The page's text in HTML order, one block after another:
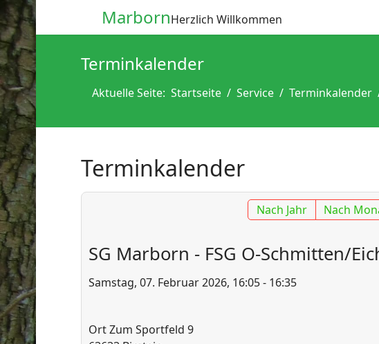
MarbornHerzlich Willkommen
Terminkalender
Aktuelle Seite: Startseite Service Terminkalender
Terminkalender
Nach Jahr Nach
SG Marborn - FSG O-Schmitten/
Samstag, 07. Februar 2026, 16:05 - 16:35
OrtZum Sportfeld 9